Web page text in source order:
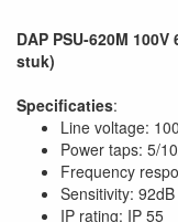
DAP PSU-620M
stuk)
Specificaties:
Line voltage:
Power taps: 5/
Frequency
Sensitivity: 92dB
IP rating: IP 55